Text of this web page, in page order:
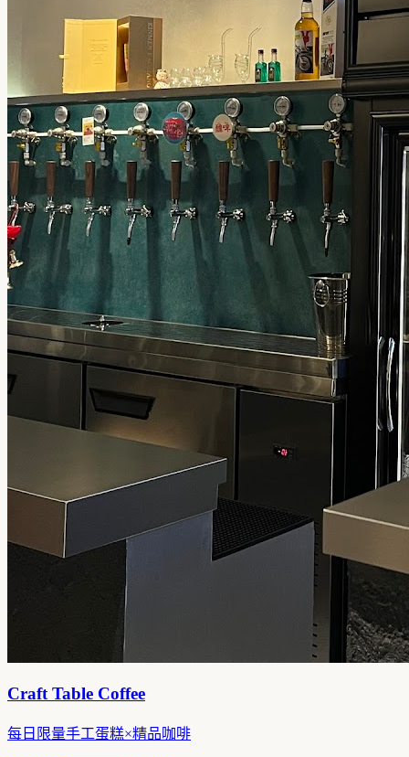
Craft Table Coffee
每日限量手工蛋糕×精品咖啡